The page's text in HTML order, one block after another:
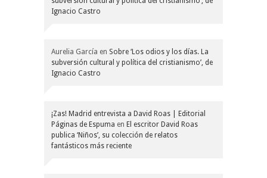
Ignacio Castro
Aurelia García en Sobre ‘Los odios y los días. La
subversión cultural y política del cristianismo’, de
Ignacio Castro
¡Zas! Madrid entrevista a David Roas | Editorial
Páginas de Espuma en El escritor David Roas
publica ‘Niños’, su colección de relatos
fantásticos más reciente